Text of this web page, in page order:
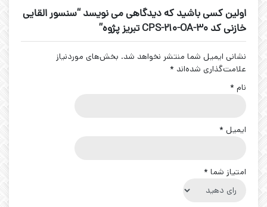
اولین کسی باشید که دیدگاهی می نویسد “سنسور القایی
خازنی کد CPS-210-OA-30 تبریز پژوه”
نشانی ایمیل شما منتشر نخواهد شد. بخش‌های موردنیاز
علامت‌گذاری شده‌اند *
نام *
ایمیل *
امتیاز شما *